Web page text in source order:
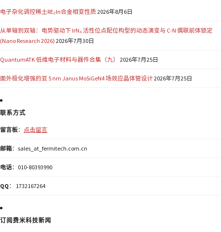
电子杂化调控稀土RE₂In合金相变性质2026年8月6日
从单轴到双轴：电势驱动下 IrN₄ 活性位点配位构型的动态演变与 C-N 偶联前体锁定
(Nano Research 2026) 2026年7月30日
QuantumATK 低维电子材料与器件合集（九） 2026年7月25日
面外极化增强的亚 5 nm Janus MoSiGeN4 场效应晶体管设计2026年7月25日
联系方式
留言板： 点击留言
邮箱：sales_at_fermitech.com.cn
电话：010-80393990
QQ ： 1732167264
订阅费米科技新闻